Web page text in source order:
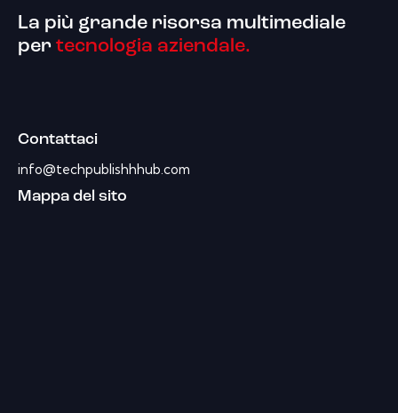
La più grande risorsa multimediale
per tecnologia aziendale.
Contattaci
info@techpublishhhub.com
Mappa del sito